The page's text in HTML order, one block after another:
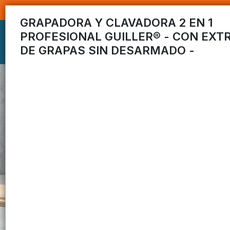
GRAPADORA Y CLAVADORA 2 EN 1
PROFESIONAL GUILLER® - CON
DE GRAPAS SIN DESARMADO -